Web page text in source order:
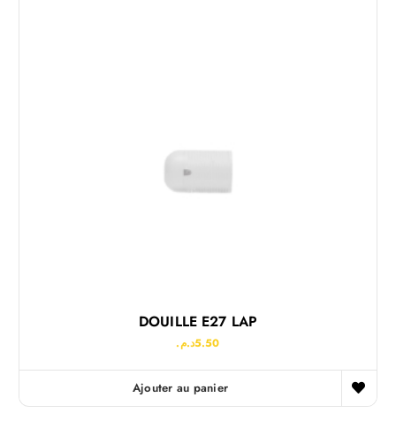
DOUILLE E27 LAP
5.50د.م.
Ajouter au panier